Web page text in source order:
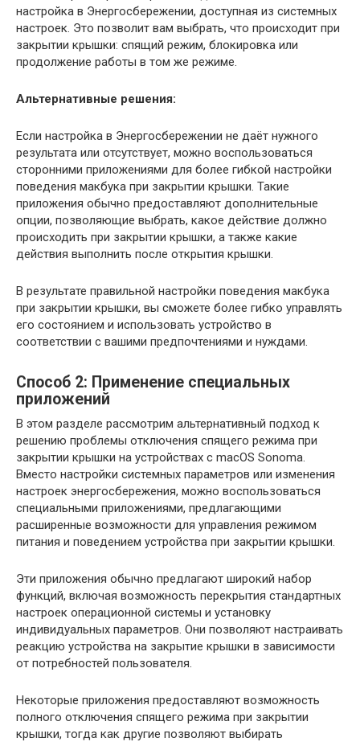
настройка в Энергосбережении, доступная из системных
настроек. Это позволит вам выбрать, что происходит при
закрытии крышки: спящий режим, блокировка или
продолжение работы в том же режиме.
Альтернативные решения:
Если настройка в Энергосбережении не даёт нужного
результата или отсутствует, можно воспользоваться
сторонними приложениями для более гибкой настройки
поведения макбука при закрытии крышки. Такие
приложения обычно предоставляют дополнительные
опции, позволяющие выбрать, какое действие должно
происходить при закрытии крышки, а также какие
действия выполнить после открытия крышки.
В результате правильной настройки поведения макбука
при закрытии крышки, вы сможете более гибко управлять
его состоянием и использовать устройство в
соответствии с вашими предпочтениями и нуждами.
Способ 2: Применение специальных
приложений
В этом разделе рассмотрим альтернативный подход к
решению проблемы отключения спящего режима при
закрытии крышки на устройствах с macOS Sonoma.
Вместо настройки системных параметров или изменения
настроек энергосбережения, можно воспользоваться
специальными приложениями, предлагающими
расширенные возможности для управления режимом
питания и поведением устройства при закрытии крышки.
Эти приложения обычно предлагают широкий набор
функций, включая возможность перекрытия стандартных
настроек операционной системы и установку
индивидуальных параметров. Они позволяют настраивать
реакцию устройства на закрытие крышки в зависимости
от потребностей пользователя.
Некоторые приложения предоставляют возможность
полного отключения спящего режима при закрытии
крышки, тогда как другие позволяют выбирать